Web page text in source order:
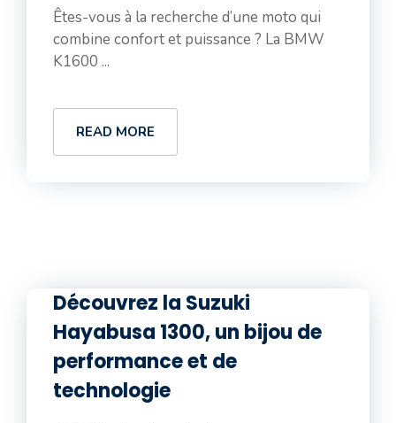
Êtes-vous à la recherche d’une moto qui
combine confort et puissance ? La BMW
K1600 ...
READ MORE
Découvrez la Suzuki
Hayabusa 1300, un bijou de
performance et de
technologie